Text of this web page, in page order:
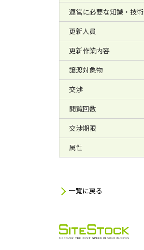
運営に必要な知識・技術
更新人員
更新作業内容
譲渡対象物
交渉
閲覧回数
交渉期限
属性
一覧に戻る